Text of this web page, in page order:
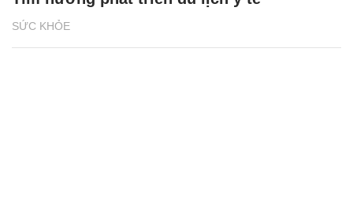
SỨC KHỎE